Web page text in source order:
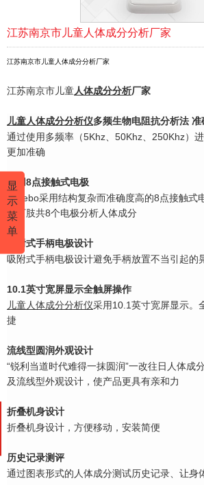
江苏南京市儿童人体成分分析厂家
江苏南京市儿童人体成分分析厂家
江苏南京市儿童人体成分分析厂家
儿童人体成分分析仪多频生物电阻抗分析法 准
通过使用多频率（5Khz、50Khz、250Khz）
更加准确
采用8点接触式电极
Carebo采用结构复杂而准确度高的8点接触式
右下肢共8个电极分析人体成分
吸附式手柄电极设计
吸附式手柄电极设计避免手柄放置不当引起的
10.1英寸宽屏显示全触屏操作
儿童人体成分分析仪采用10.1英寸宽屏显示。
捷
流线型圆润外观设计
“锐利当道时代难得一抹圆润”一改往日人体成
及流线型外观设计， 使产品更具有亲和力
折叠机身设计
折叠机身设计，方便移动，安装简便
历史记录测评
通过图表形式的人体成分测试历史记录、让身
显
示
菜
单